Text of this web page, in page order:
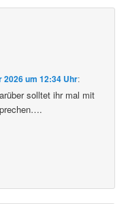
2026 um 12:34 Uhr:
solltet ihr mal mit